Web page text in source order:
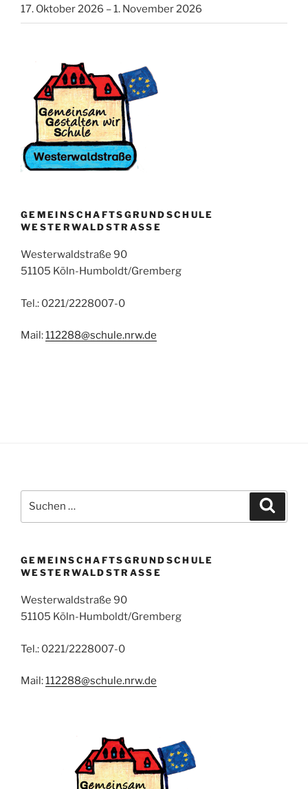
17. Oktober 2026 – 1. November 2026
GEMEINSCHAFTSGRUNDSCHULE
WESTERWALDSTRASSE
Westerwaldstraße 90
51105 Köln-Humboldt/Gremberg
Tel.: 0221/2228007-0
Mail:112288@schule.nrw.de
nach:
GEMEINSCHAFTSGRUNDSCHULE
WESTERWALDSTRASSE
Westerwaldstraße 90
51105 Köln-Humboldt/Gremberg
Tel.: 0221/2228007-0
Mail:112288@schule.nrw.de